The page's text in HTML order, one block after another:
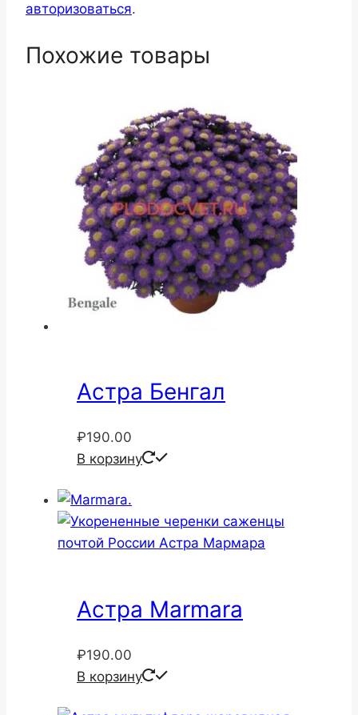
авторизоваться.
Похожие товары
Астра Бенгал
₽190.00
В корзину
Астра Marmara
₽190.00
В корзину